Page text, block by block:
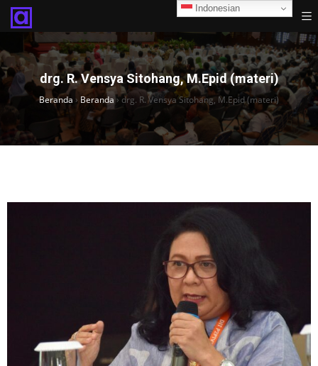
drg. R. Vensya Sitohang, M.Epid (materi)
Beranda › Beranda ›drg. R. Vensya Sitohang, M.Epid (materi)
Indonesian